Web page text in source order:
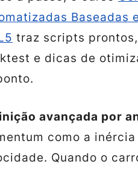
Baseadas
traz scripts
e dicas de
avançada por
como a
Quando o